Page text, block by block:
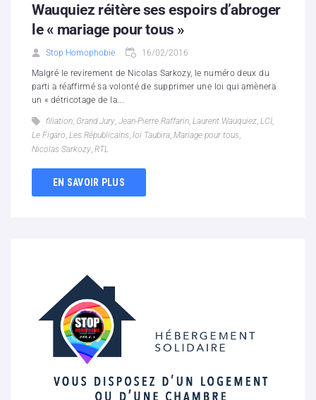
Wauquiez réitère ses espoirs d’abroger
le « mariage pour tous »
Stop Homophobie 16/02/2016
Malgré le revirement de Nicolas Sarkozy, le numéro deux du
parti a réaffirmé sa volonté de supprimer une loi qui amènera
un « détricotage de la...
filiation, Grand Jury, Jean-Pierre Raffarin, Laurent Wauquiez, LCI,
Le Figaro, Les Républicains, loi Taubira, Mariage pour tous,
Nicolas Sarkozy, RTL
EN SAVOIR PLUS